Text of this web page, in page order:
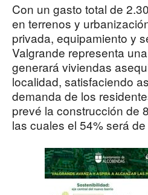
Con un gasto total de
en terrenos y
privada, equipamiento y
Valgrande representa
generará viviendas
localidad, satisfaciendo
demanda de los
prevé la construcción de
las cuales el 54% será